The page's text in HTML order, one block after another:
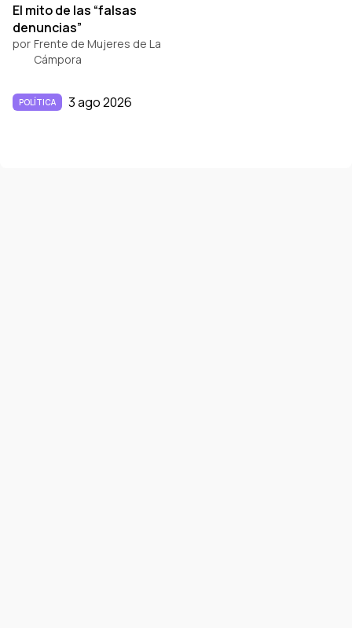
El mito de las “falsas
denuncias”
por Frente de Mujeres de La
Cámpora
POLÍTICA 3 ago 2026